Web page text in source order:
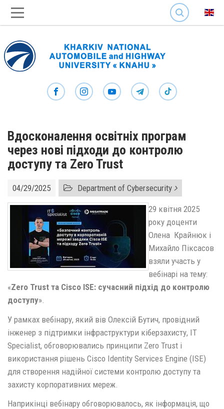
SEARCH
Вдосконалення освітніх програм
через нові підходи до контролю
доступу та Zero Trust
04/29/2025 Department of Cybersecurity
29 квітня 2025
року доценти
Олена Крайнюк і
Михайло Піксасов
взяли участь у
вебінарі на тему:
«Zero Trust та Cisco ISE: сучасний підхід до контролю
доступу».
У рамках вебінару, який вів Олексій Бутич, провідний
інженер з підтримки інфраструктури кіберзахисту, IT
Specialist, обговорювались принципи Zero Trust і
використання рішень Cisco Identity Services Engine (ISE)
для створення надійної системи контролю доступу та
захисту корпоративних мереж.
Наприкінці вебінару обговорювалось, як інформація, що